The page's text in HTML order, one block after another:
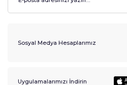
Sosyal Medya Hesaplarımız
Uygulamalarımızı İndirin